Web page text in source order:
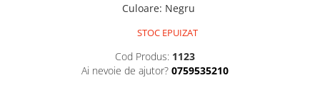
Culoare: Negru
STOC EPUIZAT
Cod Produs: 1123
Ai nevoie de ajutor? 0759535210